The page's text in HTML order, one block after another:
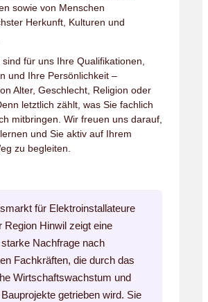
sowie von Menschen
Herkunft, Kulturen und
sind für uns Ihre Qualifikationen,
und Ihre Persönlichkeit –
Alter, Geschlecht, Religion oder
letztlich zählt, was Sie fachlich
mitbringen. Wir freuen uns darauf,
und Sie aktiv auf Ihrem
zu begleiten.
für Elektroinstallateure
Region Hinwil zeigt eine
Nachfrage nach
Fachkräften, die durch das
Wirtschaftswachstum und
getrieben wird. Sie